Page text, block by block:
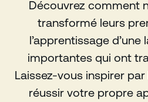
Découvrez comment
transformé leurs
l’apprentissage
importantes qui ont
Laissez-vous inspirer
réussir votre propre